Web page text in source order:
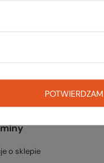
formularza i
o sklepie